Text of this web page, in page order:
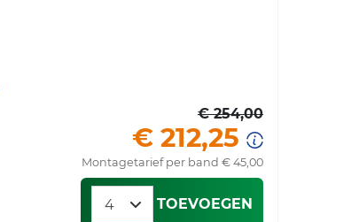
€ 254,00
€ 212,25
Montagetarief per band € 45,00
TOEVOEGEN